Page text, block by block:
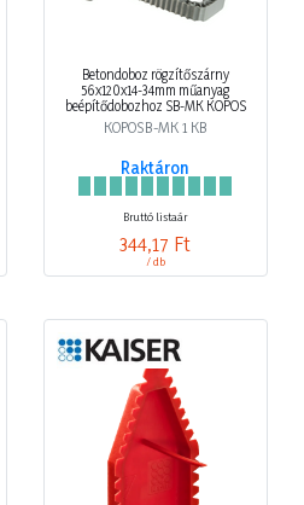
Betondoboz rögzítőszárny
56x120x14-34mm műanyag
beépítődobozhoz SB-MK KOPOS
KOPOSB-MK 1 KB
Raktáron
Bruttó listaár
344,17 Ft
/ db